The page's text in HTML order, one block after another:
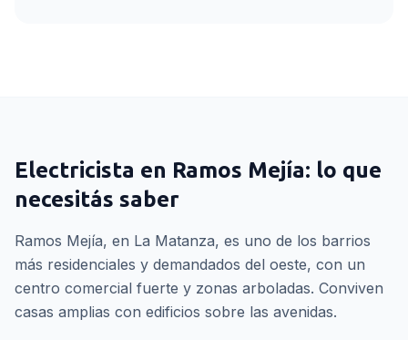
Electricista en Ramos Mejía: lo que
necesitás saber
Ramos Mejía, en La Matanza, es uno de los barrios
más residenciales y demandados del oeste, con un
centro comercial fuerte y zonas arboladas. Conviven
casas amplias con edificios sobre las avenidas.